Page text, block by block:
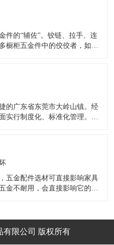
，根据图纸要求选择合适的板
件的“辅佐”。铰链、拉手、连
橱柜五金件中的佼佼者，如果
站都站不直……五花八门的橱
的广东省东莞市大岭山镇。经
实行制度化、标准化管理。从
加新颖、美观、更具时代潮流
五金配件选材可直接影响家具
金不耐用，会直接影响它的使
艺不同：钳工、表面涂覆处
有限公司 版权所有